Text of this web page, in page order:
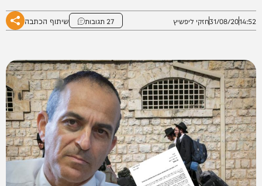
14:52
31/08/20חזקי ליפשיץ 27 תגובות שיתוף הכתבה